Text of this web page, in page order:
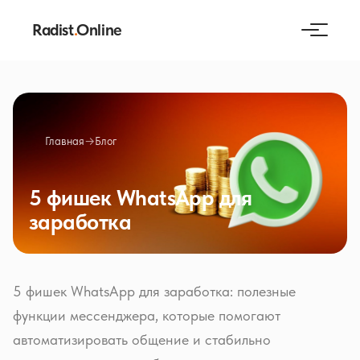
Radist.Online
Главная→Блог
5 фишек WhatsApp для
заработка
5 фишек WhatsApp для заработка: полезные
функции мессенджера, которые помогают
автоматизировать общение и стабильно